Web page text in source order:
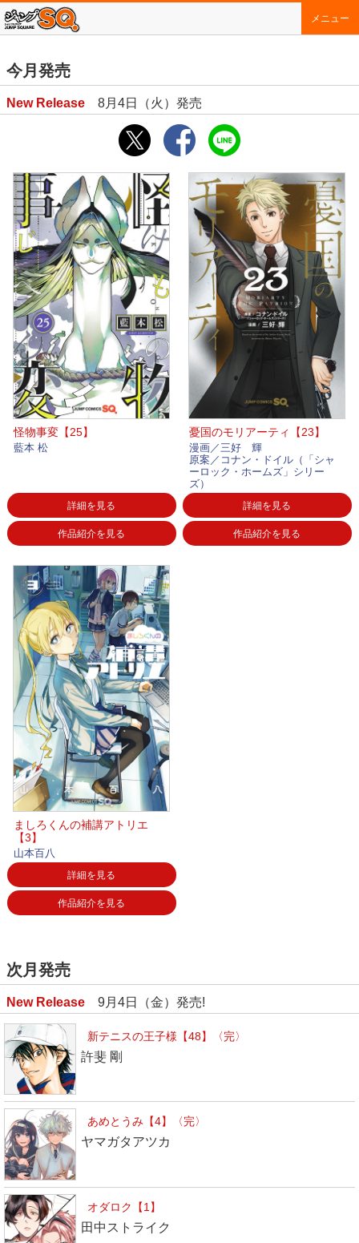
メニュー
今月発売
New Release 8月4日（火）発売
怪物事変【25】
藍本 松
詳細を見る
作品紹介を見る
憂国のモリアーティ【23】
漫画／三好 輝
原案／コナン・ドイル（「シャ
ーロック・ホームズ」シリー
ズ）
詳細を見る
作品紹介を見る
ましろくんの補講アトリエ
【3】
山本百八
詳細を見る
作品紹介を見る
次月発売
New Release 9月4日（金）発売!
新テニスの王子様【48】〈完〉
許斐 剛
あめとうみ【4】〈完〉
ヤマガタアツカ
オダロク【1】
田中ストライク